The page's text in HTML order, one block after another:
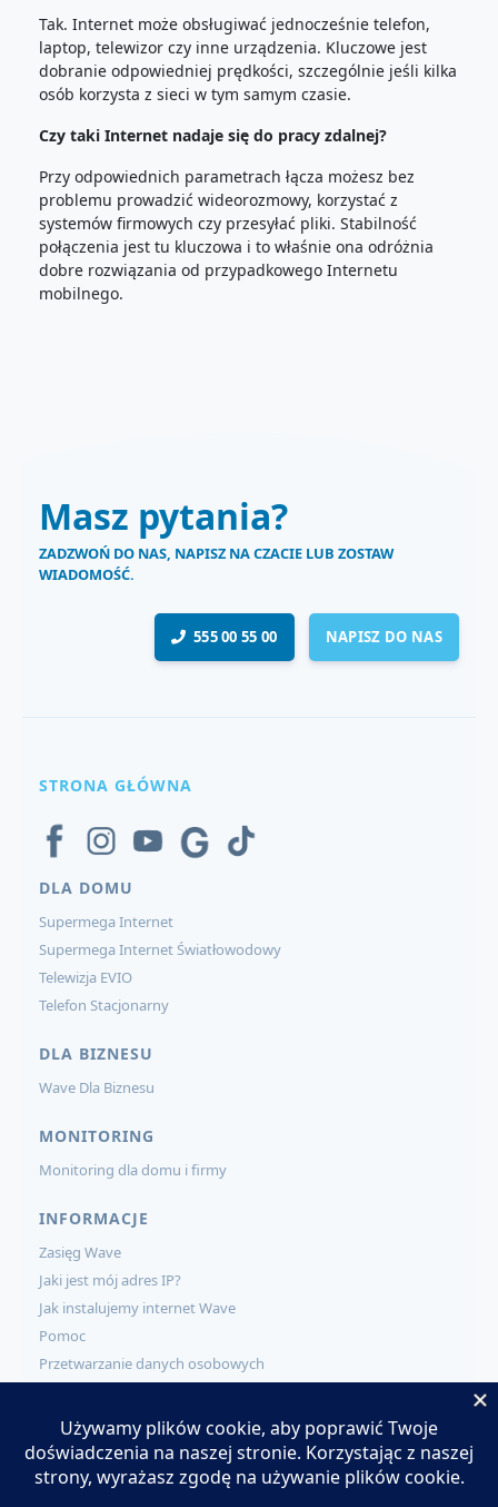
Tak. Internet może obsługiwać jednocześnie telefon,
laptop, telewizor czy inne urządzenia. Kluczowe jest
dobranie odpowiedniej prędkości, szczególnie jeśli kilka
osób korzysta z sieci w tym samym czasie.
Czy taki Internet nadaje się do pracy zdalnej?
Przy odpowiednich parametrach łącza możesz bez
problemu prowadzić wideorozmowy, korzystać z
systemów firmowych czy przesyłać pliki. Stabilność
połączenia jest tu kluczowa i to właśnie ona odróżnia
dobre rozwiązania od przypadkowego Internetu
mobilnego.
Masz pytania?
ZADZWOŃ DO NAS, NAPISZ NA CZACIE LUB ZOSTAW
WIADOMOŚĆ.
555 00 55 00 NAPISZ DO NAS
STRONA GŁÓWNA
DLA DOMU
Supermega Internet
Supermega Internet Światłowodowy
Telewizja EVIO
Telefon Stacjonarny
DLA BIZNESU
Wave Dla Biznesu
MONITORING
Monitoring dla domu i firmy
INFORMACJE
Zasięg Wave
Jaki jest mój adres IP?
Jak instalujemy internet Wave
Pomoc
Przetwarzanie danych osobowych
Kontakt
Zamów usługi Wave